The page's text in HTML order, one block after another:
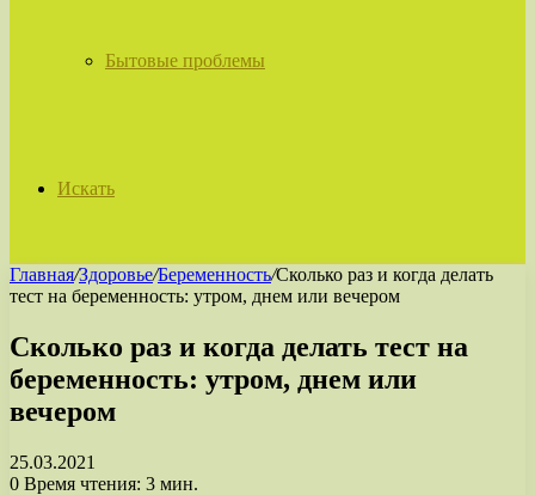
Бытовые проблемы
Искать
Главная/Здоровье/Беременность/Сколько раз и когда делать
тест на беременность: утром, днем или вечером
Сколько раз и когда делать тест на
беременность: утром, днем или
вечером
25.03.2021
0 Время чтения: 3 мин.